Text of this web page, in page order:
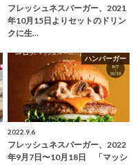
フレッシュネスバーガー、2021
年10月15日よりセットのドリン
クに生…
ハンバーガー
2022.9.6
フレッシュネスバーガー、2022
年9月7日〜10月18日 「マッシ